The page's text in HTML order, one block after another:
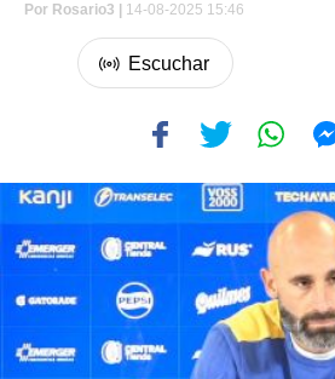
Por Rosario3 | 14-08-2025 15:46